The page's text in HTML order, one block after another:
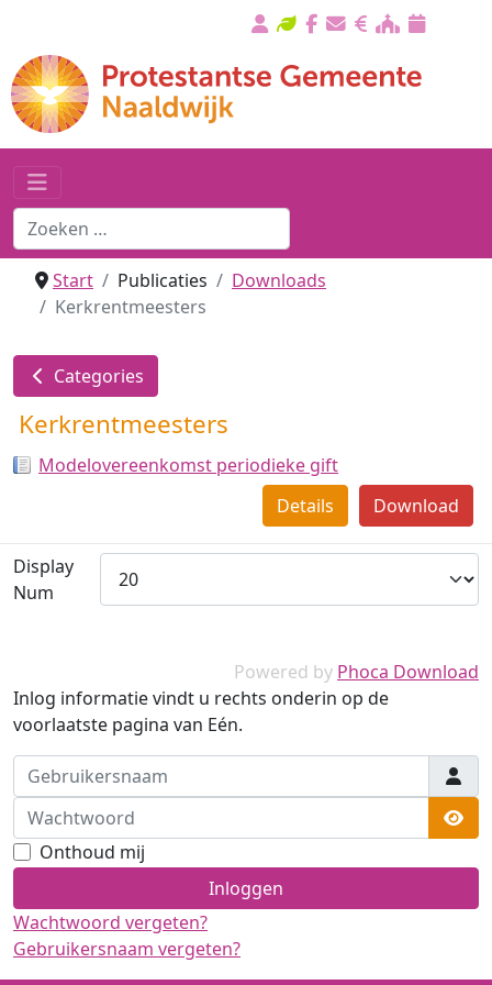
Start Publicaties
Downloads
Kerkrentmeesters
Categories
Kerkrentmeesters
Modelovereenkomst periodieke gift
Download
Details
Display
Num
Powered by Phoca Download
Inlog informatie vindt u rechts onderin op de
voorlaatste pagina van Eén.
Gebruikersnaam
Wachtwoord
Onthoud mij
Inloggen
Wachtwoord vergeten?
Gebruikersnaam vergeten?